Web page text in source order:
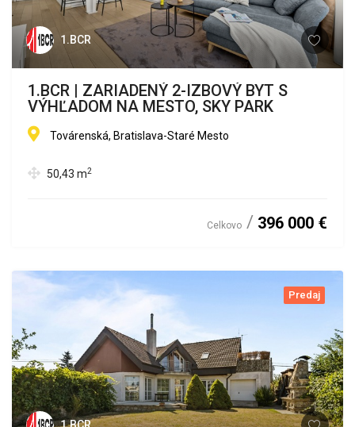
1.BCR
1.BCR | ZARIADENÝ 2-IZBOVÝ BYT S
VÝHĽADOM NA MESTO, SKY PARK
Továrenská, Bratislava-Staré Mesto
50,43 m2
Celkovo 396 000 €
Predaj